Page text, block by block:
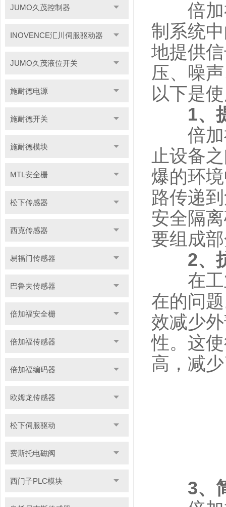
JUMO久茂控制器
INOVENCE汇川伺服驱动器
JUMO久茂液位开关
施耐德电源
施耐德开关
施耐德模块
MTL安全栅
松下传感器
西克传感器
易福门传感器
巴鲁夫传感器
倍加福安全栅
倍加福传感器
倍加福编码器
欧姆龙传感器
松下伺服驱动
费斯托电磁阀
西门子PLC模块
倍加福
制系统
地提供
压、噪
以下是
1、
倍加福
止设备
爆的环
路传递
安全隔
要组成
2、
在工业
在的问
效减少
性。这
高，减
3、